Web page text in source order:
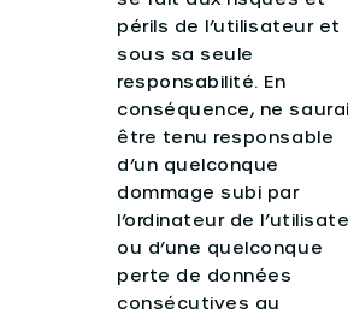
périls de l’utilisateur et
sous sa seule
responsabilité. En
conséquence, ne
être tenu responsable
d’un quelconque
dommage subi par
l’ordinateur de
ou d’une quelconque
perte de données
consécutives au